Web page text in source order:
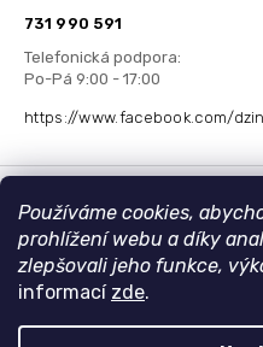
Používáme cookies,
prohlížení webu a díky
zlepšovali jeho funkce,
informací zde.
731 990 591
https://www.facebook.com/
Přijímáme online